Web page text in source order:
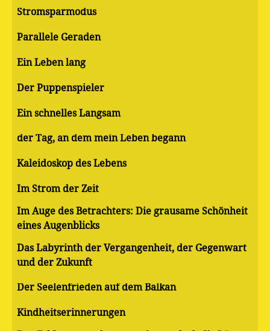
Stromsparmodus
Parallele Geraden
Ein Leben lang
Der Puppenspieler
Ein schnelles Langsam
der Tag, an dem mein Leben begann
Kaleidoskop des Lebens
Im Strom der Zeit
Im Auge des Betrachters: Die grausame Schönheit
eines Augenblicks
Das Labyrinth der Vergangenheit, der Gegenwart
und der Zukunft
Der Seelenfrieden auf dem Balkan
Kindheitserinnerungen